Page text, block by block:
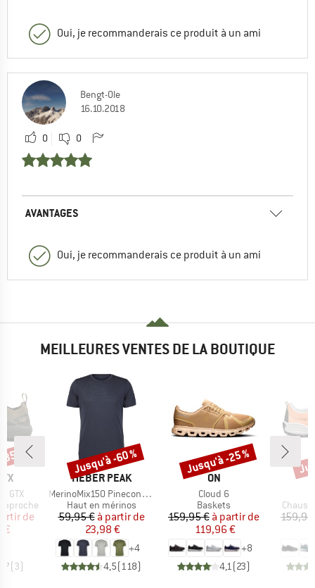
Oui, je recommanderais ce produit à un ami
Bengt-Ole
16.10.2018
0 0
AVANTAGES
Oui, je recommanderais ce produit à un ami
MEILLEURES VENTES DE LA BOUTIQUE
GTX
réduit
de
€
(3)
%
MARQUE
HEBER PEAK
Article
MerinoMix150 PineconeHe. II T-Shirt
Product group
Haut en mérinos
Prix
59,95 € Prix réduit
à partir de
23,98 €
+4
4,5( 118)
Remise
Jusqu'à -60 %
MARQUE
ON
Article
Cloud 6
Product group
Baskets
Prix
159,95 € Prix réduit
à partir de
119,96 €
+8
4,1(23)
Remise
Jusqu'à -25 %